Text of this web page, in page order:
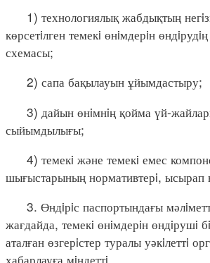
1) технологиялық жабдықтың
көрсетiлген темекi өнiмдерiн
схемасы;
2) сапа бақылауын ұйымдастыру;
3) дайын өнiмнiң қойма үй-
сыйымдылығы;
4) темекi және темекi емес
шығыстарының нормативтерi, ысырап
3. Өндiрiс паспортындағы
жағдайда, темекi өнiмдерiн өндiрушi
аталған өзгерiстер туралы уәкiлеттi
хабарлауға мiндеттi.